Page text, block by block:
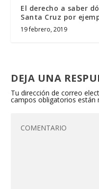
El derecho a saber
Santa Cruz por
19 febrero, 2019
DEJA UNA
Tu dirección de correo
campos obligatorios